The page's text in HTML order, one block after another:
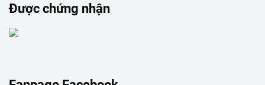
Được chứng nhận